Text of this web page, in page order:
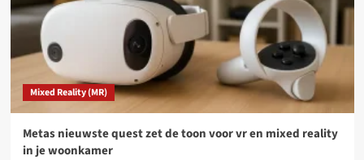
Mixed Reality (MR)
Metas nieuwste quest zet de toon voor vr en mixed reality
in je woonkamer